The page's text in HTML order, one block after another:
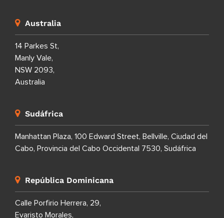
Australia
14 Parkes St,
Manly Vale,
NSW 2093,
Australia
Sudáfrica
Manhattan Plaza, 100 Edward Street, Bellville, Ciudad del
Cabo, Provincia del Cabo Occidental 7530, Sudáfrica
República Dominicana
Calle Porfirio Herrera, 29,
Evaristo Morales,